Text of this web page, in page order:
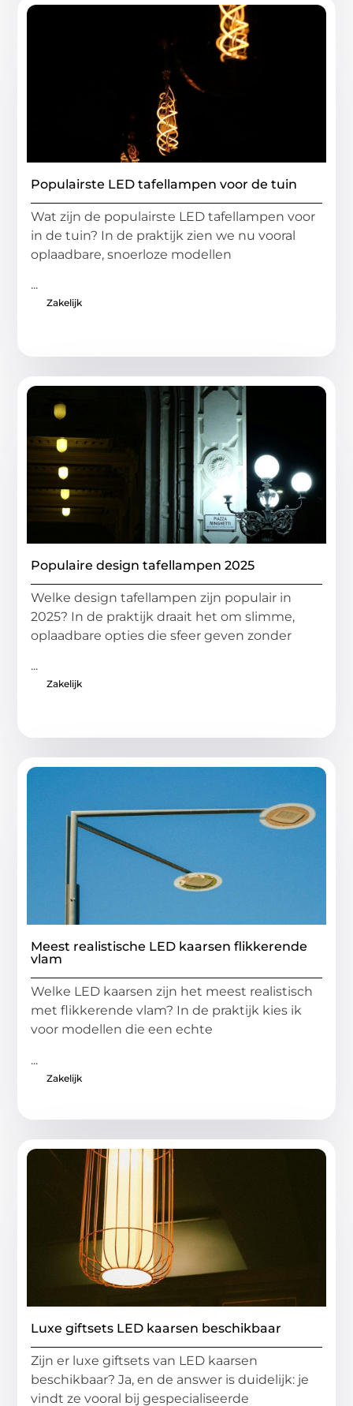
Populairste LED tafellampen voor de tuin
Wat zijn de populairste LED tafellampen voor
in de tuin? In de praktijk zien we nu vooral
oplaadbare, snoerloze modellen
...
Zakelijk
Populaire design tafellampen 2025
Welke design tafellampen zijn populair in
2025? In de praktijk draait het om slimme,
oplaadbare opties die sfeer geven zonder
...
Zakelijk
Meest realistische LED kaarsen flikkerende
vlam
Welke LED kaarsen zijn het meest realistisch
met flikkerende vlam? In de praktijk kies ik
voor modellen die een echte
...
Zakelijk
Luxe giftsets LED kaarsen beschikbaar
Zijn er luxe giftsets van LED kaarsen
beschikbaar? Ja, en de answer is duidelijk: je
vindt ze vooral bij gespecialiseerde